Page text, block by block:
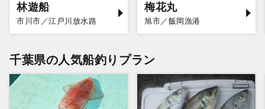
林遊船
市川市／江戸川放水路
梅花丸
旭市／飯岡漁港
千葉県の人気船釣りプラン